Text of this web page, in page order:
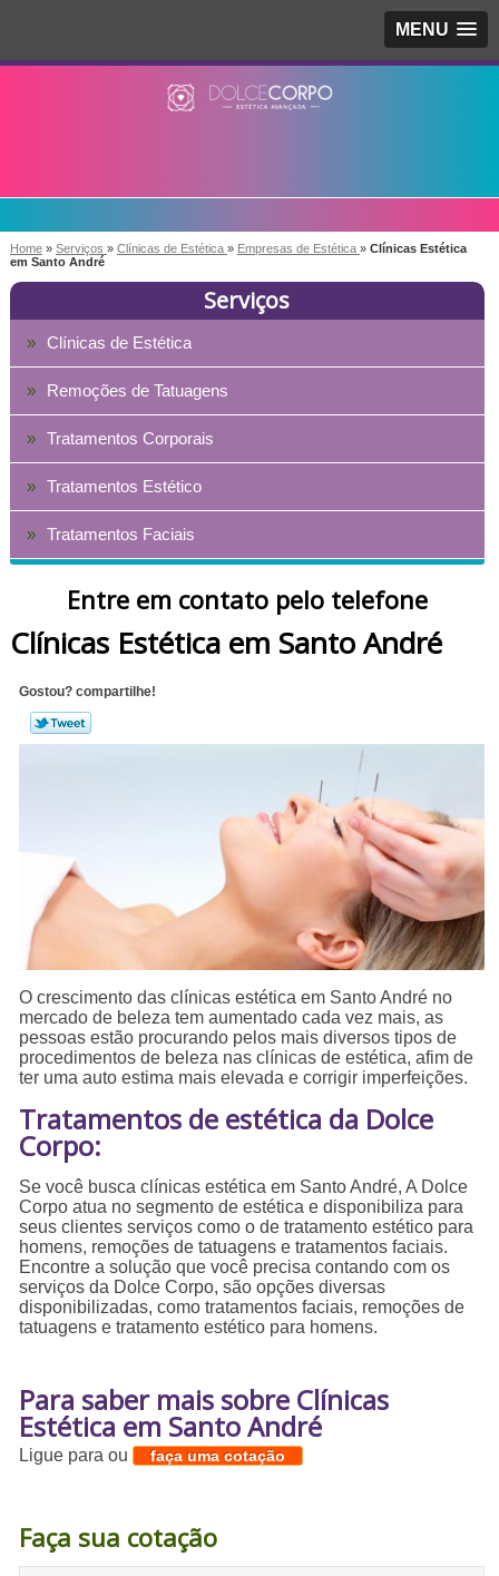
MENU
Home » Serviços » Clínicas de Estética » Empresas de Estética » Clínicas Estética
em Santo André
Serviços
Clínicas de Estética
Remoções de Tatuagens
Tratamentos Corporais
Tratamentos Estético
Tratamentos Faciais
Entre em contato pelo telefone
Clínicas Estética em Santo André
Gostou? compartilhe!
O crescimento das clínicas estética em Santo André no
mercado de beleza tem aumentado cada vez mais, as
pessoas estão procurando pelos mais diversos tipos de
procedimentos de beleza nas clínicas de estética, afim de
ter uma auto estima mais elevada e corrigir imperfeições.
Tratamentos de estética da Dolce
Corpo:
Se você busca clínicas estética em Santo André, A Dolce
Corpo atua no segmento de estética e disponibiliza para
seus clientes serviços como o de tratamento estético para
homens, remoções de tatuagens e tratamentos faciais.
Encontre a solução que você precisa contando com os
serviços da Dolce Corpo, são opções diversas
disponibilizadas, como tratamentos faciais, remoções de
tatuagens e tratamento estético para homens.
Para saber mais sobre Clínicas
Estética em Santo André
Ligue paraou faça uma cotação
Faça sua cotação